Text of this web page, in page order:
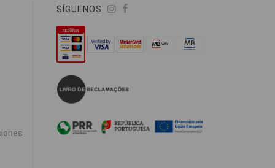
SÍGUENOS